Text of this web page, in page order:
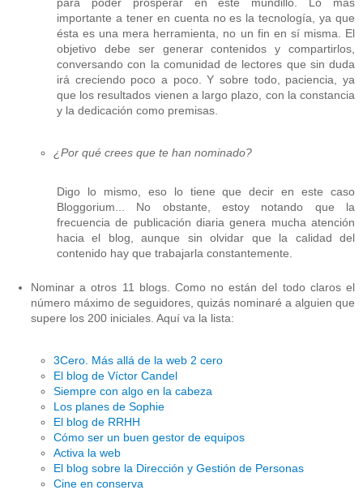
importante a tener en cuenta no es la tecnología, ya que
ésta es una mera herramienta, no un fin en sí misma. El
objetivo debe ser generar contenidos y compartirlos,
conversando con la comunidad de lectores que sin duda
irá creciendo poco a poco. Y sobre todo, paciencia, ya
que los resultados vienen a largo plazo, con la constancia
y la dedicación como premisas.
¿Por qué crees que te han nominado?
Digo lo mismo, eso lo tiene que decir en este caso
Bloggorium... No obstante, estoy notando que la
frecuencia de publicación diaria genera mucha atención
hacia el blog, aunque sin olvidar que la calidad del
contenido hay que trabajarla constantemente.
Nominar a otros 11 blogs. Como no están del todo claros el
número máximo de seguidores, quizás nominaré a alguien que
supere los 200 iniciales. Aquí va la lista:
3Cero. Más allá de la web 2 cero
El blog de Víctor Candel
Siempre con algo en la cabeza
Los planes de Sophie
El blog de RRHH
Cómo ser un buen gestor de equipos
Activa la web
El blog sobre la Dirección y Gestión de Personas
Cine en conserva